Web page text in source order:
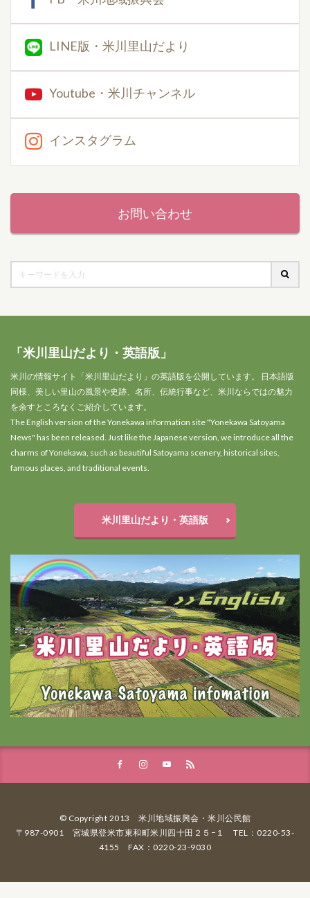
LINE版・米川里山だより
Youtube・米川チャンネル
インスタグラム
お問い合わせ
「米川里山だより・英語版」
米川の情報サイト「米川里山だより」の英語版を公開しています。 日本語版
同様、美しい里山の風景や史跡、名所、伝統行事など、米川ならではの魅力
を余すところなくご紹介しています。
The English version of the Yonekawa information site "Yonekawa Satoyama
News" has been released. Just like the Japanese version, we introduce all the
charms of Yonekawa, such as beautiful Satoyama scenery, historical sites,
famous places, and traditional events.
米川里山だより・英語版
© Copyright 2013 米川地域振興会・米川公民館
〒987-0901 宮城県登米市東和町米川四十田２５−１ TEL：0220-53-
4155 FAX：0220-23-9030